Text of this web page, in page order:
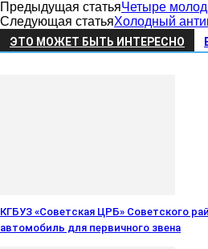
края
Предыдущая статьяЧетыре
Следующая статьяХолодный
ЭТО МОЖЕТ БЫТЬ ИНТЕРЕСНО
КГБУЗ «Советская ЦРБ» Советского
автомобиль для первичного звена